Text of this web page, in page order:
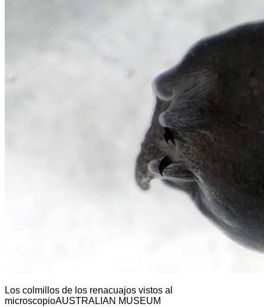
Los colmillos de los renacuajos vistos al
microscopioAUSTRALIAN MUSEUM